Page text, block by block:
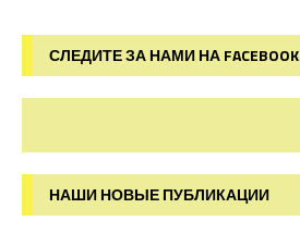
СЛЕДИТЕ ЗА НАМИ НА FACEBOOK
НАШИ НОВЫЕ ПУБЛИКАЦИИ